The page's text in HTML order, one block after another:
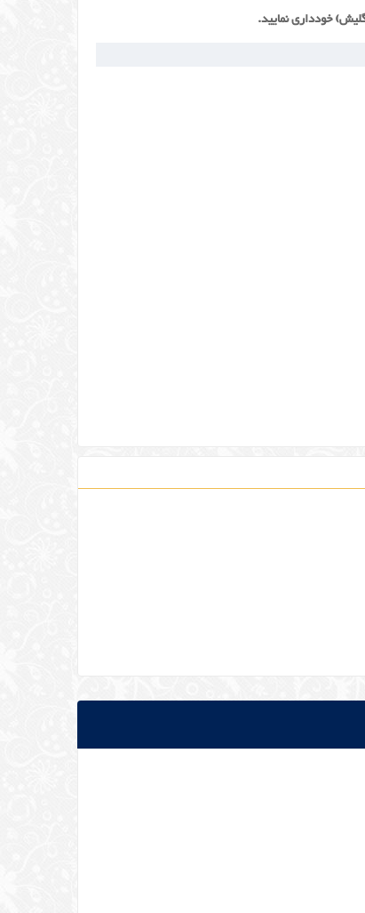
خودداری نمایید.